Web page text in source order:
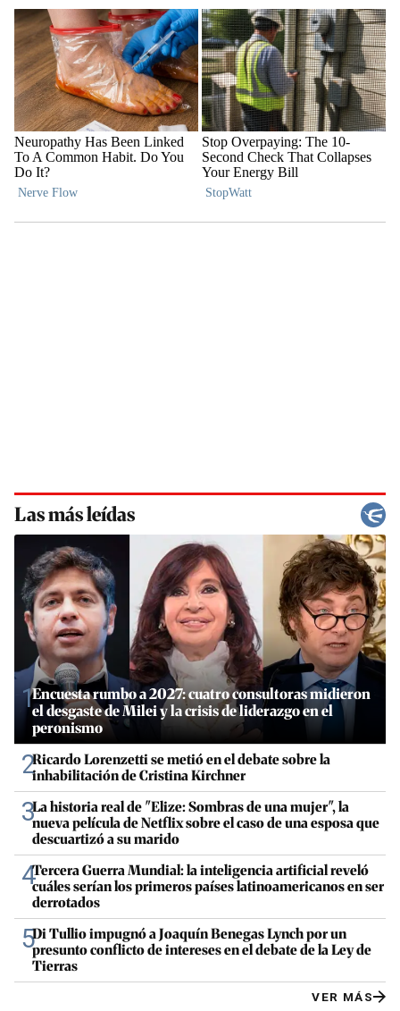
Las más leídas
1Encuesta rumbo a 2027: cuatro consultoras midieron
el desgaste de Milei y la crisis de liderazgo en el
peronismo
2Ricardo Lorenzetti se metió en el debate sobre la
inhabilitación de Cristina Kirchner
3La historia real de "Elize: Sombras de una mujer", la
nueva película de Netflix sobre el caso de una esposa que
descuartizó a su marido
4Tercera Guerra Mundial: la inteligencia artificial reveló
cuáles serían los primeros países latinoamericanos en ser
derrotados
5Di Tullio impugnó a Joaquín Benegas Lynch por un
presunto conflicto de intereses en el debate de la Ley de
Tierras
VER MÁS